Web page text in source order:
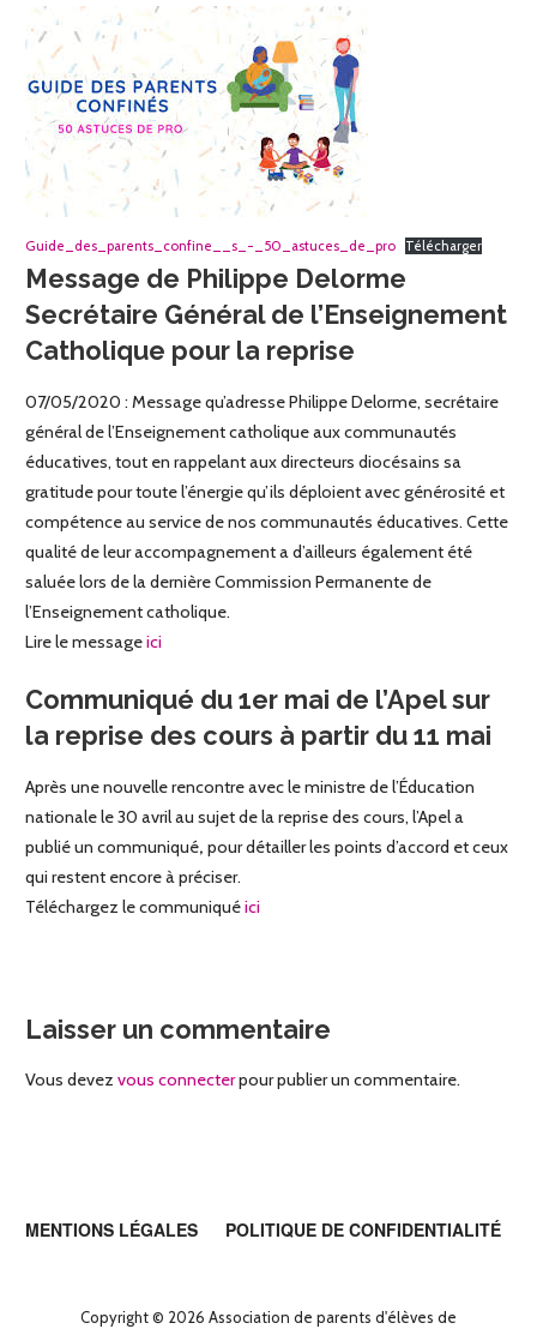
Guide_des_parents_confine__s_-_50_astuces_de_pro Télécharger
Message de Philippe Delorme
Secrétaire Général de l’Enseignement
Catholique pour la reprise
07/05/2020 : Message qu’adresse Philippe Delorme, secrétaire
général de l’Enseignement catholique aux communautés
éducatives, tout en rappelant aux directeurs diocésains sa
gratitude pour toute l’énergie qu’ils déploient avec générosité et
compétence au service de nos communautés éducatives. Cette
qualité de leur accompagnement a d’ailleurs également été
saluée lors de la dernière Commission Permanente de
l’Enseignement catholique.
Lire le messageici
Communiqué du 1er mai de l’Apel sur
la reprise des cours à partir du 11 mai
Après une nouvelle rencontre avec le ministre de l’Éducation
nationale le 30 avril au sujet de la reprise des cours, l’Apel a
publié un communiqué, pour détailler les points d’accord et ceux
qui restent encore à préciser.
Téléchargez le communiquéici
Laisser un commentaire
Vous devez vous connecterpour publier un commentaire.
MENTIONS LÉGALES POLITIQUE DE CONFIDENTIALITÉ
Copyright © 2026 Association de parents d'élèves de